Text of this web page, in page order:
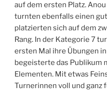
auf dem ersten Platz.
turnten ebenfalls einen
platzierten sich auf dem
Rang. In der Kategorie 7
ersten Mal ihre Übungen
begeisterte das Publikum
Elementen. Mit etwas
Turnerinnen voll und ganz